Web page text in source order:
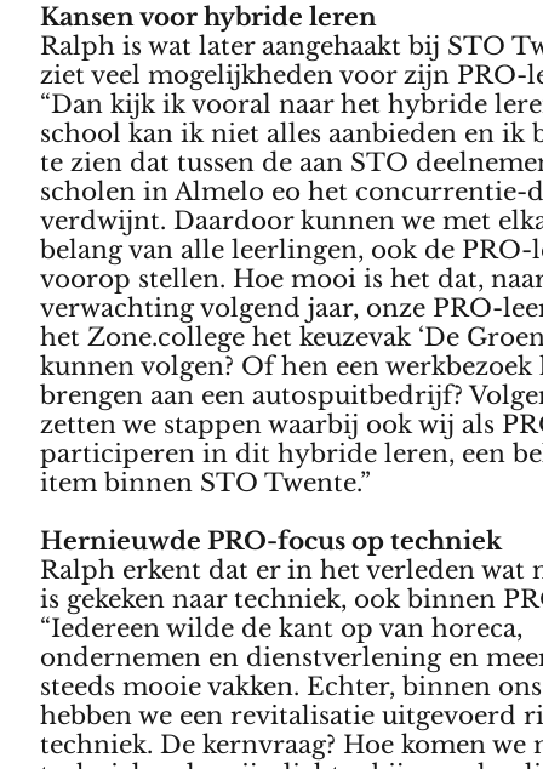
Kansen voor hybride leren
Ralph is wat later aangehaakt bij STO
ziet veel mogelijkheden voor zijn PRO-
“Dan kijk ik vooral naar het hybride
school kan ik niet alles aanbieden en ik
te zien dat tussen de aan STO
scholen in Almelo eo het concurrentie-
verdwijnt. Daardoor kunnen we met
belang van alle leerlingen, ook de PRO-
voorop stellen. Hoe mooi is het dat,
verwachting volgend jaar, onze PRO-
het Zone.college het keuzevak ‘De
kunnen volgen? Of hen een werkbezoek
brengen aan een autospuitbedrijf?
zetten we stappen waarbij ook wij als
participeren in dit hybride leren, een
item binnen STO Twente.”
Hernieuwde PRO-focus op techniek
Ralph erkent dat er in het verleden wat
is gekeken naar techniek, ook binnen
“Iedereen wilde de kant op van horeca,
ondernemen en dienstverlening en
steeds mooie vakken. Echter, binnen
hebben we een revitalisatie uitgevoerd
techniek. De kernvraag? Hoe komen we